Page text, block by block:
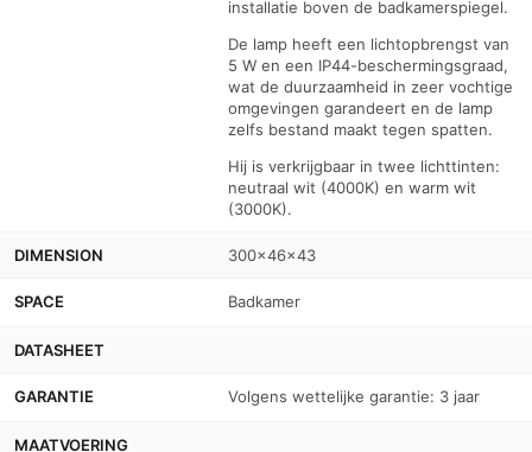
installatie boven de badkamerspiegel.
De lamp heeft een lichtopbrengst van
5 W en een IP44-beschermingsgraad,
wat de duurzaamheid in zeer vochtige
omgevingen garandeert en de lamp
zelfs bestand maakt tegen spatten.
Hij is verkrijgbaar in twee lichttinten:
neutraal wit (4000K) en warm wit
(3000K).
DIMENSION 300x46x43
SPACE Badkamer
DATASHEET
GARANTIE Volgens wettelijke garantie: 3 jaar
MAATVOERING